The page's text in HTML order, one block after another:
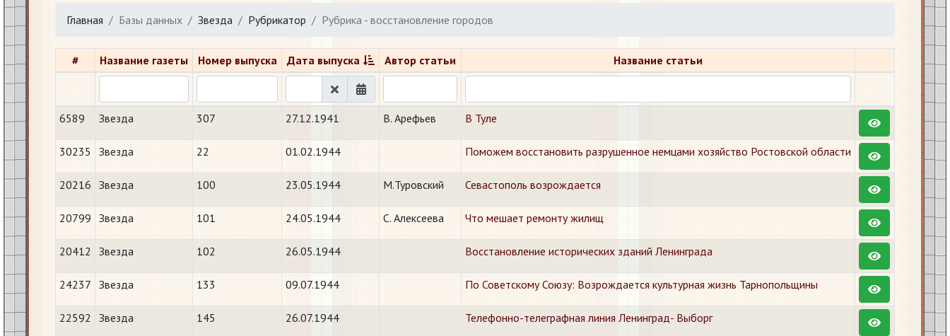
Главная Базы данных Звезда Рубрикатор Рубрика - восстановление городов
# Название газеты Номер выпуска Дата выпуска Автор статьи Название статьи
6589 Звезда 307 27.12.1941 В. Арефьев В Туле
30235 Звезда 22 01.02.1944 ​Поможем восстановить разрушенное немцами хозяйство Ростовской области
20216 Звезда 100 23.05.1944 М.Туровский Севастополь возрождается
20799 Звезда 101 24.05.1944 С. Алексеева Что мешает ремонту жилищ
20412 Звезда 102 26.05.1944 Восстановление исторических зданий Ленинграда
24237 Звезда 133 09.07.1944 По Советскому Союзу: ​Возрождается культурная жизнь Тарнопольщины
22592 Звезда 145 26.07.1944 Телефонно-телеграфная линия Ленинград- Выборг